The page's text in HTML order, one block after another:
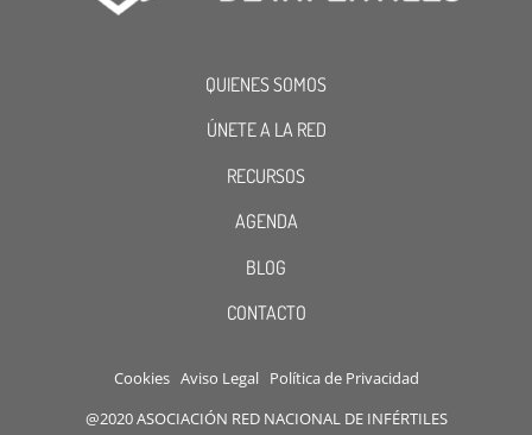
QUIENES SOMOS
ÚNETE A LA RED
RECURSOS
AGENDA
BLOG
CONTACTO
Cookies Aviso Legal Política de Privacidad
@2020 ASOCIACIÓN RED NACIONAL DE INFÉRTILES